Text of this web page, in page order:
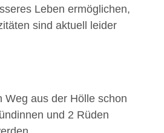
Leben ermöglichen,
sind aktuell leider
Weg aus der Hölle schon
und 2 Rüden